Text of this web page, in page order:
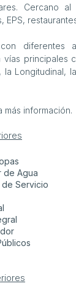
Cercano al
EPS,
diferentes
principales
la Longitudinal,
más información.
de Agua
Servicio